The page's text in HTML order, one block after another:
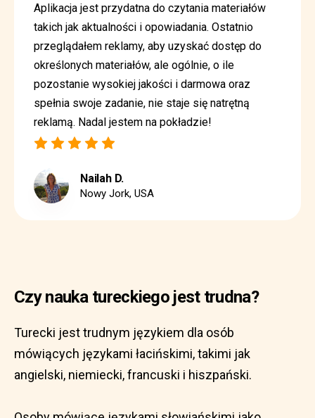
Aplikacja jest przydatna do czytania materiałów
takich jak aktualności i opowiadania. Ostatnio
przeglądałem reklamy, aby uzyskać dostęp do
określonych materiałów, ale ogólnie, o ile
pozostanie wysokiej jakości i darmowa oraz
spełnia swoje zadanie, nie staje się natrętną
reklamą. Nadal jestem na pokładzie!
Nailah D.
Nowy Jork, USA
Czy nauka tureckiego jest trudna?
Turecki jest trudnym językiem dla osób
mówiących językami łacińskimi, takimi jak
angielski, niemiecki, francuski i hiszpański.